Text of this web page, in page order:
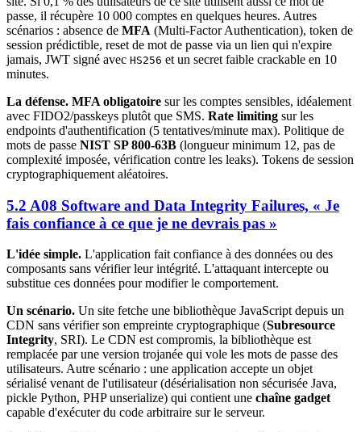
passe, il récupère 10 000 comptes en quelques heures. Autres
scénarios : absence de MFA (Multi-Factor Authentication), token de
session prédictible, reset de mot de passe via un lien qui n'expire
jamais, JWT signé avec HS256 et un secret faible crackable en 10
minutes.
La défense. MFA obligatoire sur les comptes sensibles, idéalement
avec FIDO2/passkeys plutôt que SMS. Rate limiting sur les
endpoints d'authentification (5 tentatives/minute max). Politique de
mots de passe NIST SP 800-63B (longueur minimum 12, pas de
complexité imposée, vérification contre les leaks). Tokens de session
cryptographiquement aléatoires.
5.2 A08 Software and Data Integrity Failures, « Je
fais confiance à ce que je ne devrais pas »
L'idée simple. L'application fait confiance à des données ou des
composants sans vérifier leur intégrité. L'attaquant intercepte ou
substitue ces données pour modifier le comportement.
Un scénario. Un site fetche une bibliothèque JavaScript depuis un
CDN sans vérifier son empreinte cryptographique (Subresource
Integrity, SRI). Le CDN est compromis, la bibliothèque est
remplacée par une version trojanée qui vole les mots de passe des
utilisateurs. Autre scénario : une application accepte un objet
sérialisé venant de l'utilisateur (désérialisation non sécurisée Java,
pickle Python, PHP unserialize) qui contient une chaîne gadget
capable d'exécuter du code arbitraire sur le serveur.